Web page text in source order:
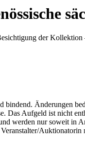
der Kollektion
bindend. Änderungen
Das Aufgeld ist nicht
werden nur soweit in